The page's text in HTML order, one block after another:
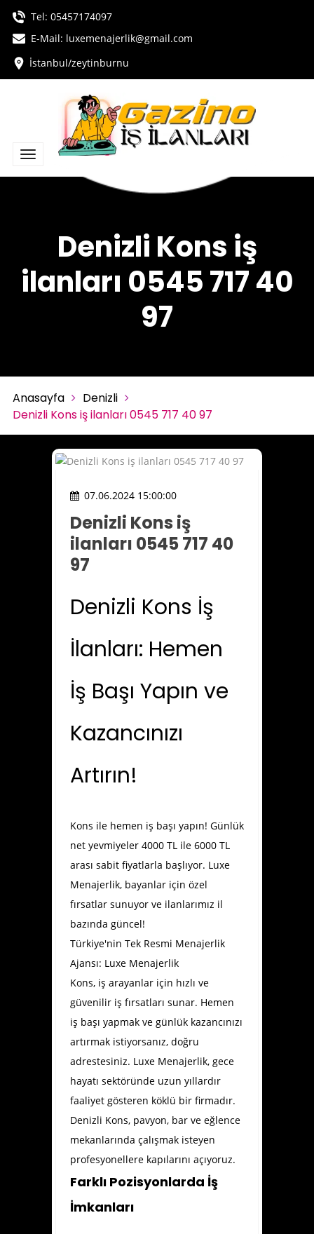
Tel: 05457174097
E-Mail: luxemenajerlik@gmail.com
İstanbul/zeytinburnu
Denizli Kons iş
ilanları 0545 717 40
97
Anasayfa
Denizli
Denizli Kons iş ilanları 0545 717 40 97
07.06.2024 15:00:00
Denizli Kons iş
ilanları 0545 717 40
97
Denizli Kons İş
İlanları: Hemen
İş Başı Yapın ve
Kazancınızı
Artırın!
Kons ile hemen iş başı yapın! Günlük
net yevmiyeler 4000 TL ile 6000 TL
arası sabit fiyatlarla başlıyor. Luxe
Menajerlik, bayanlar için özel
fırsatlar sunuyor ve ilanlarımız il
bazında güncel!
Türkiye'nin Tek Resmi Menajerlik
Ajansı: Luxe Menajerlik
Kons, iş arayanlar için hızlı ve
güvenilir iş fırsatları sunar. Hemen
iş başı yapmak ve günlük kazancınızı
artırmak istiyorsanız, doğru
adrestesiniz. Luxe Menajerlik, gece
hayatı sektöründe uzun yıllardır
faaliyet gösteren köklü bir firmadır.
Denizli Kons, pavyon, bar ve eğlence
mekanlarında çalışmak isteyen
profesyonellere kapılarını açıyoruz.
Farklı Pozisyonlarda İş
İmkanları